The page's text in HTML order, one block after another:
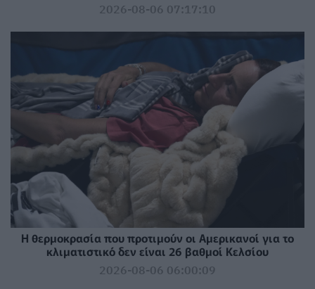
2026-08-06 07:17:10
Η θερμοκρασία που προτιμούν οι Αμερικανοί για το
κλιματιστικό δεν είναι 26 βαθμοί Κελσίου
2026-08-06 06:00:09